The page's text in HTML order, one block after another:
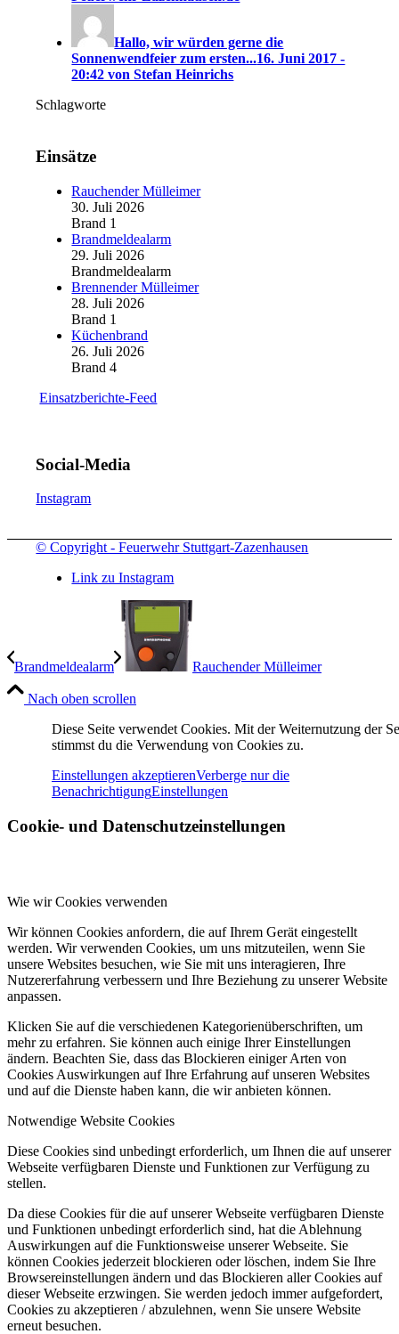
Hallo, wir würden gerne die
Sonnenwendfeier zum ersten...16. Juni 2017 -
20:42 von Stefan Heinrichs
Schlagworte
Einsätze
Rauchender Mülleimer
30. Juli 2026
Brand 1
Brandmeldealarm
29. Juli 2026
Brandmeldealarm
Brennender Mülleimer
28. Juli 2026
Brand 1
Küchenbrand
26. Juli 2026
Brand 4
Einsatzberichte-Feed
Social-Media
Instagram
© Copyright - Feuerwehr Stuttgart-Zazenhausen
Link zu Instagram
Brandmeldealarm Rauchender Mülleimer
Nach oben scrollen
Diese Seite verwendet Cookies. Mit der Weiternutzung der
stimmst du die Verwendung von Cookies zu.
Einstellungen akzeptierenVerberge nur die
BenachrichtigungEinstellungen
Cookie- und Datenschutzeinstellungen
Wie wir Cookies verwenden
Wir können Cookies anfordern, die auf Ihrem Gerät eingestellt
werden. Wir verwenden Cookies, um uns mitzuteilen, wenn Sie
unsere Websites besuchen, wie Sie mit uns interagieren, Ihre
Nutzererfahrung verbessern und Ihre Beziehung zu unserer Website
anpassen.
Klicken Sie auf die verschiedenen Kategorienüberschriften, um
mehr zu erfahren. Sie können auch einige Ihrer Einstellungen
ändern. Beachten Sie, dass das Blockieren einiger Arten von
Cookies Auswirkungen auf Ihre Erfahrung auf unseren Websites
und auf die Dienste haben kann, die wir anbieten können.
Notwendige Website Cookies
Diese Cookies sind unbedingt erforderlich, um Ihnen die auf unserer
Webseite verfügbaren Dienste und Funktionen zur Verfügung zu
stellen.
Da diese Cookies für die auf unserer Webseite verfügbaren Dienste
und Funktionen unbedingt erforderlich sind, hat die Ablehnung
Auswirkungen auf die Funktionsweise unserer Webseite. Sie
können Cookies jederzeit blockieren oder löschen, indem Sie Ihre
Browsereinstellungen ändern und das Blockieren aller Cookies auf
dieser Webseite erzwingen. Sie werden jedoch immer aufgefordert,
Cookies zu akzeptieren / abzulehnen, wenn Sie unsere Website
erneut besuchen.